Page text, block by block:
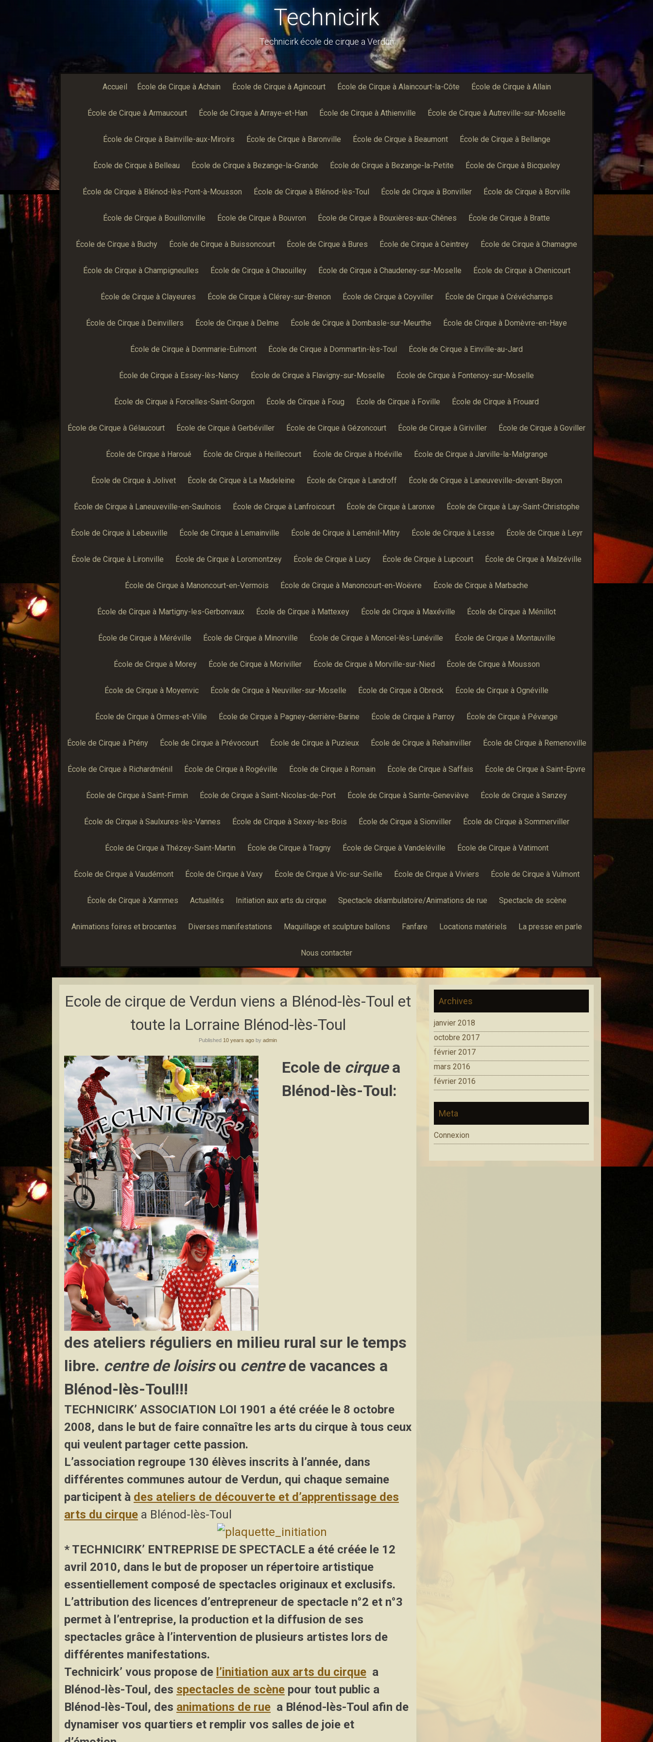
Technicirk
Technicirk école de cirque a Verdun
Accueil École de Cirque à Achain École de Cirque à Agincourt École de Cirque à Alaincourt-la-Côte École de Cirque à Allain
École de Cirque à Armaucourt École de Cirque à Arraye-et-Han École de Cirque à Athienville École de Cirque à Autreville-sur-Moselle
École de Cirque à Bainville-aux-Miroirs École de Cirque à Baronville École de Cirque à Beaumont École de Cirque à Bellange
École de Cirque à Belleau École de Cirque à Bezange-la-Grande École de Cirque à Bezange-la-Petite École de Cirque à Bicqueley
École de Cirque à Blénod-lès-Pont-à-Mousson École de Cirque à Blénod-lès-Toul École de Cirque à Bonviller École de Cirque à Borville
École de Cirque à Bouillonville École de Cirque à Bouvron École de Cirque à Bouxières-aux-Chênes École de Cirque à Bratte
École de Cirque à Buchy École de Cirque à Buissoncourt École de Cirque à Bures École de Cirque à Ceintrey École de Cirque à Chamagne
École de Cirque à Champigneulles École de Cirque à Chaouilley École de Cirque à Chaudeney-sur-Moselle École de Cirque à Chenicourt
École de Cirque à Clayeures École de Cirque à Clérey-sur-Brenon École de Cirque à Coyviller École de Cirque à Crévéchamps
École de Cirque à Deinvillers École de Cirque à Delme École de Cirque à Dombasle-sur-Meurthe École de Cirque à Domèvre-en-Haye
École de Cirque à Dommarie-Eulmont École de Cirque à Dommartin-lès-Toul École de Cirque à Einville-au-Jard
École de Cirque à Essey-lès-Nancy École de Cirque à Flavigny-sur-Moselle École de Cirque à Fontenoy-sur-Moselle
École de Cirque à Forcelles-Saint-Gorgon École de Cirque à Foug École de Cirque à Foville École de Cirque à Frouard
École de Cirque à Gélaucourt École de Cirque à Gerbéviller École de Cirque à Gézoncourt École de Cirque à Giriviller École de Cirque à Goviller
École de Cirque à Haroué École de Cirque à Heillecourt École de Cirque à Hoéville École de Cirque à Jarville-la-Malgrange
École de Cirque à Jolivet École de Cirque à La Madeleine École de Cirque à Landroff École de Cirque à Laneuveville-devant-Bayon
École de Cirque à Laneuveville-en-Saulnois École de Cirque à Lanfroicourt École de Cirque à Laronxe École de Cirque à Lay-Saint-Christophe
École de Cirque à Lebeuville École de Cirque à Lemainville École de Cirque à Leménil-Mitry École de Cirque à Lesse École de Cirque à Leyr
École de Cirque à Lironville École de Cirque à Loromontzey École de Cirque à Lucy École de Cirque à Lupcourt École de Cirque à Malzéville
École de Cirque à Manoncourt-en-Vermois École de Cirque à Manoncourt-en-Woëvre École de Cirque à Marbache
École de Cirque à Martigny-les-Gerbonvaux École de Cirque à Mattexey École de Cirque à Maxéville École de Cirque à Ménillot
École de Cirque à Méréville École de Cirque à Minorville École de Cirque à Moncel-lès-Lunéville École de Cirque à Montauville
École de Cirque à Morey École de Cirque à Moriviller École de Cirque à Morville-sur-Nied École de Cirque à Mousson
École de Cirque à Moyenvic École de Cirque à Neuviller-sur-Moselle École de Cirque à Obreck École de Cirque à Ognéville
École de Cirque à Ormes-et-Ville École de Cirque à Pagney-derrière-Barine École de Cirque à Parroy École de Cirque à Pévange
École de Cirque à Prény École de Cirque à Prévocourt École de Cirque à Puzieux École de Cirque à Rehainviller École de Cirque à Remenoville
École de Cirque à Richardménil École de Cirque à Rogéville École de Cirque à Romain École de Cirque à Saffais École de Cirque à Saint-Epvre
École de Cirque à Saint-Firmin École de Cirque à Saint-Nicolas-de-Port École de Cirque à Sainte-Geneviève École de Cirque à Sanzey
École de Cirque à Saulxures-lès-Vannes École de Cirque à Sexey-les-Bois École de Cirque à Sionviller École de Cirque à Sommerviller
École de Cirque à Thézey-Saint-Martin École de Cirque à Tragny École de Cirque à Vandeléville École de Cirque à Vatimont
École de Cirque à Vaudémont École de Cirque à Vaxy École de Cirque à Vic-sur-Seille École de Cirque à Viviers École de Cirque à Vulmont
École de Cirque à Xammes Actualités Initiation aux arts du cirque Spectacle déambulatoire/Animations de rue Spectacle de scène
Animations foires et brocantes Diverses manifestations Maquillage et sculpture ballons Fanfare Locations matériels La presse en parle
Nous contacter
Ecole de cirque de Verdun viens a Blénod-lès-Toul et
toute la Lorraine Blénod-lès-Toul
Published 10 years ago by admin
Ecole de cirquea
Blénod-lès-Toul:
des ateliers réguliers en milieu rural sur le temps
libre. centre de loisirsou centrede vacances a
Blénod-lès-Toul!!!
TECHNICIRK’ ASSOCIATION LOI 1901 a été créée le 8 octobre
2008, dans le but de faire connaître les arts du cirque à tous ceux
qui veulent partager cette passion.
L’association regroupe 130 élèves inscrits à l’année, dans
différentes communes autour de Verdun, qui chaque semaine
participent à des ateliers de découverte et d’apprentissage des
arts du cirque a Blénod-lès-Toul
* TECHNICIRK’ ENTREPRISE DE SPECTACLE a été créée le 12
avril 2010, dans le but de proposer un répertoire artistique
essentiellement composé de spectacles originaux et exclusifs.
L’attribution des licences d’entrepreneur de spectacle n°2 et n°3
permet à l’entreprise, la production et la diffusion de ses
spectacles grâce à l’intervention de plusieurs artistes lors de
différentes manifestations.
Technicirk’ vous propose de l’initiation aux arts du cirque a
Blénod-lès-Toul , des spectacles de scène pour tout public a
Blénod-lès-Toul, des animations de rue a Blénod-lès-Toul afin de
dynamiser vos quartiers et remplir vos salles de joie et
Archives
janvier 2018
octobre 2017
février 2017
mars 2016
février 2016
Meta
Connexion